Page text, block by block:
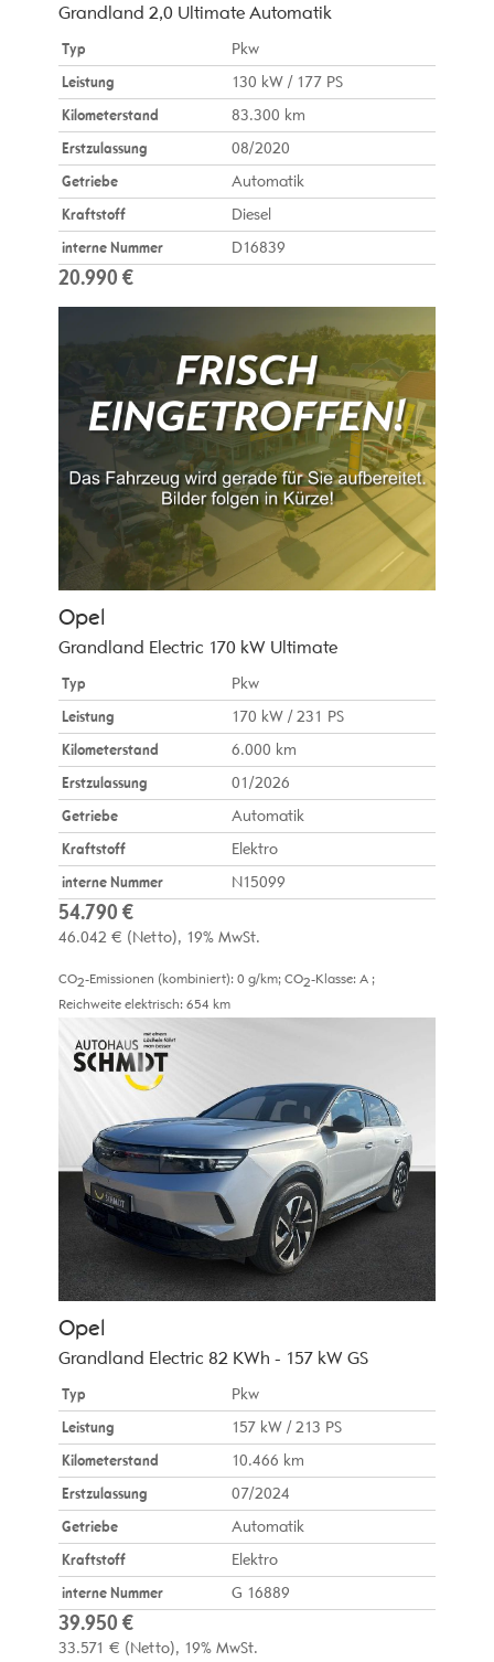
Grandland 2,0 Ultimate Automatik
Typ
Pkw
Leistung
130 kW / 177 PS
Kilometerstand
83.300 km
Erstzulassung
08/2020
Getriebe
Automatik
Kraftstoff
Diesel
interne Nummer
D16839
20.990 €
Opel
Grandland Electric 170 kW Ultimate
Typ
Pkw
Leistung
170 kW / 231 PS
Kilometerstand
6.000 km
Erstzulassung
01/2026
Getriebe
Automatik
Kraftstoff
Elektro
interne Nummer
N15099
54.790 €
46.042 € (Netto) 19% MwSt.
CO2-Emissionen (kombiniert): 0 g/km; CO2-Klasse: A ;
Reichweite elektrisch: 654 km
Opel
Grandland Electric 82 KWh - 157 kW GS
Typ
Pkw
Leistung
157 kW / 213 PS
Kilometerstand
10.466 km
Erstzulassung
07/2024
Getriebe
Automatik
Kraftstoff
Elektro
interne Nummer
G 16889
39.950 €
33.571 € (Netto) 19% MwSt.